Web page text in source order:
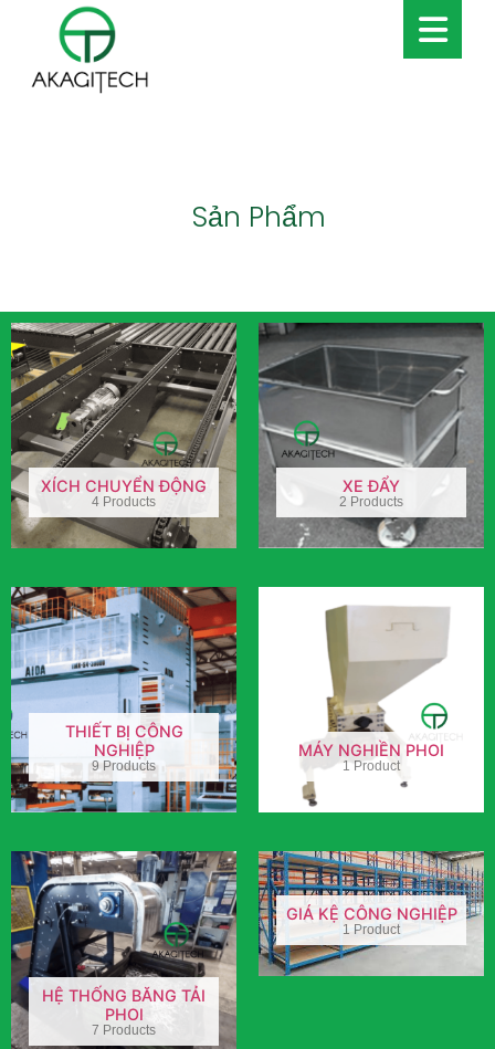
Sản Phẩm
XÍCH CHUYỂN ĐỘNG
4 Products
XE ĐẨY
2 Products
THIẾT BỊ CÔNG
NGHIỆP
9 Products
MÁY NGHIỀN PHOI
1 Product
HỆ THỐNG BĂNG TẢI
PHOI
7 Products
GIÁ KỆ CÔNG NGHIỆP
1 Product